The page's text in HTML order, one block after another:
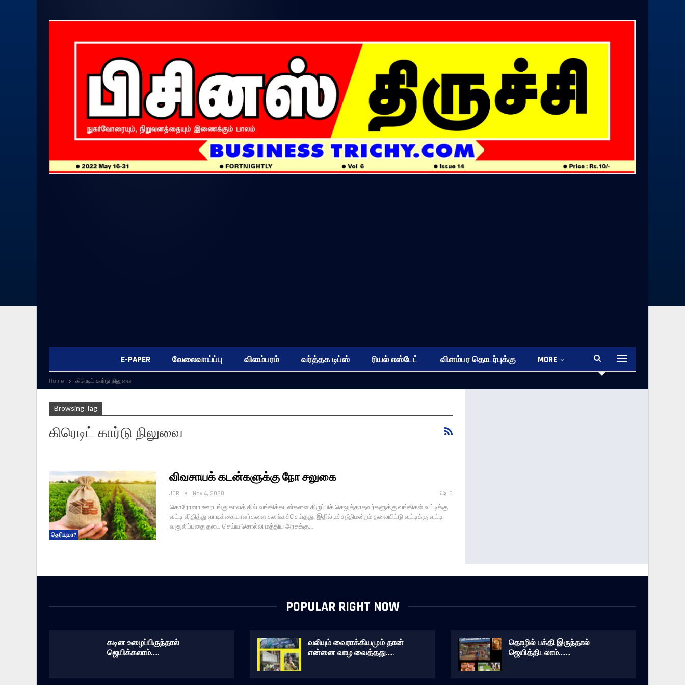
E-PAPER வேலைவாய்ப்பு விளம்பரம் வர்த்தக டிப்ஸ் ரியல் எஸ்டேட் விளம்பர தொடர்புக்கு MORE
Home கிரெடிட் கார்டு நிலுவை
Browsing Tag
கிரெடிட் கார்டு நிலுவை
தெரியுமா?
விவசாயக் கடன்களுக்கு நோ சலுகை
JDR Nov 4, 2020 0
கொரோனா ஊரடங்கு காலத் தில் வங்கிக்கடன்களை திருப்பிச் செலுத்தாதவர்களுக்கு வங்கிகள் வட்டிக்கு
வட்டி விதித்து வாடிக்கையாளர்களை கலங்கச்செய்தது. இதில் உச்சநீதிமன்றம் தலையிட்டு வட்டிக்கு வட்டி
வசூலிப்பதை தடை செய்ய சொல்லி மத்திய அரசுக்கு…
POPULAR RIGHT NOW
கடின உழைப்பிருந்தால்
ஜெயிக்கலாம்…..
வலியும் வைராக்கியமும் தான்
என்னை வாழ வைத்தது…..
தொழில் பக்தி இருந்தால்
ஜெயித்திடலாம்…….